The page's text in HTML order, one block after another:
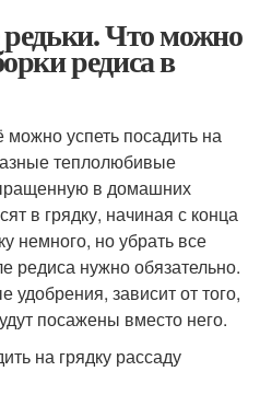
Что можно
редиса в
успеть посадить на
теплолюбивые
в домашних
в грядку, начиная с конца
немного, но убрать все
редиса нужно обязательно.
удобрения, зависит от того,
посажены вместо него.
на грядку рассаду